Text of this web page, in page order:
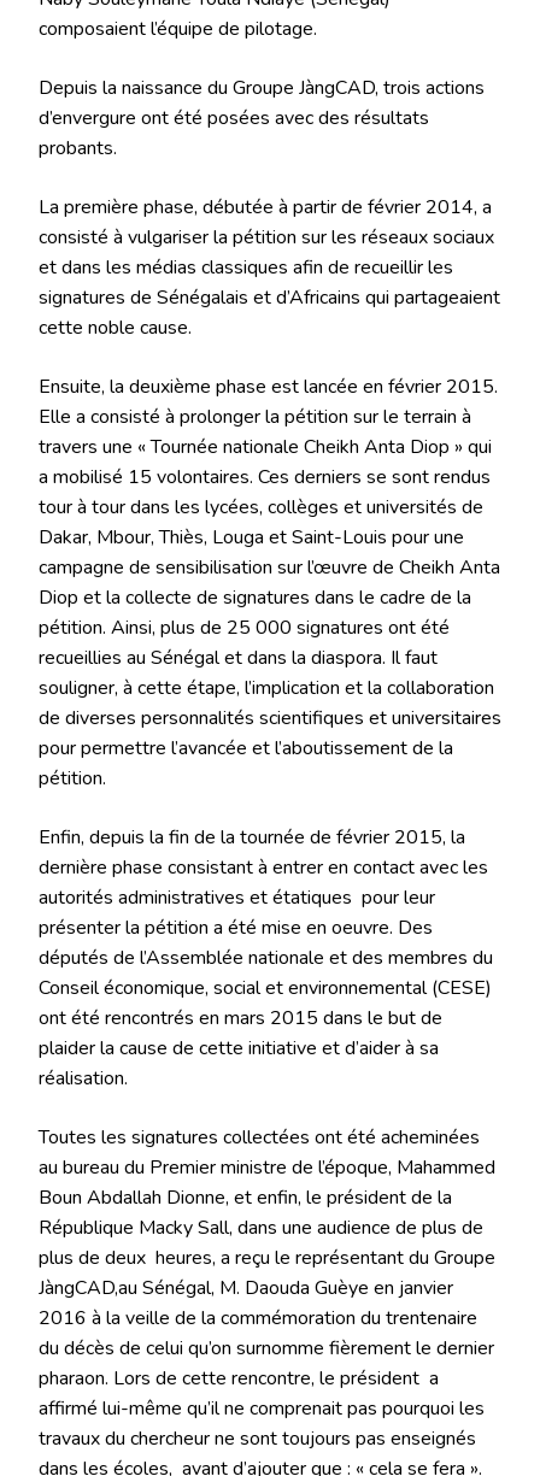
composaient l’équipe de pilotage.
Depuis la naissance du Groupe JàngCAD, trois actions
d’envergure ont été posées avec des résultats
probants.
La première phase, débutée à partir de février 2014, a
consisté à vulgariser la pétition sur les réseaux sociaux
et dans les médias classiques afin de recueillir les
signatures de Sénégalais et d’Africains qui partageaient
cette noble cause.
Ensuite, la deuxième phase est lancée en février 2015.
Elle a consisté à prolonger la pétition sur le terrain à
travers une « Tournée nationale Cheikh Anta Diop » qui
a mobilisé 15 volontaires. Ces derniers se sont rendus
tour à tour dans les lycées, collèges et universités de
Dakar, Mbour, Thiès, Louga et Saint-Louis pour une
campagne de sensibilisation sur l’œuvre de Cheikh Anta
Diop et la collecte de signatures dans le cadre de la
pétition. Ainsi, plus de 25 000 signatures ont été
recueillies au Sénégal et dans la diaspora. Il faut
souligner, à cette étape, l’implication et la collaboration
de diverses personnalités scientifiques et universitaires
pour permettre l’avancée et l’aboutissement de la
pétition.
Enfin, depuis la fin de la tournée de février 2015, la
dernière phase consistant à entrer en contact avec les
autorités administratives et étatiques pour leur
présenter la pétition a été mise en oeuvre. Des
députés de l’Assemblée nationale et des membres du
Conseil économique, social et environnemental (CESE)
ont été rencontrés en mars 2015 dans le but de
plaider la cause de cette initiative et d’aider à sa
réalisation.
Toutes les signatures collectées ont été acheminées
au bureau du Premier ministre de l’époque, Mahammed
Boun Abdallah Dionne, et enfin, le président de la
République Macky Sall, dans une audience de plus de
plus de deux heures, a reçu le représentant du Groupe
JàngCAD,au Sénégal, M. Daouda Guèye en janvier
2016 à la veille de la commémoration du trentenaire
du décès de celui qu’on surnomme fièrement le dernier
pharaon. Lors de cette rencontre, le président a
affirmé lui-même qu’il ne comprenait pas pourquoi les
travaux du chercheur ne sont toujours pas enseignés
dans les écoles, avant d’ajouter que : « cela se fera ».